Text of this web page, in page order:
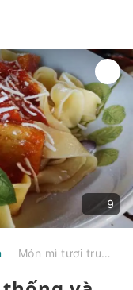
9
Món mì tươi truyền thống và ẩm thực Sicilia kèm rượu vang.